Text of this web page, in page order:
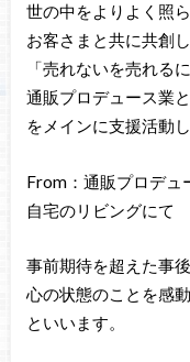
世の中をよりよく照ら
お客さまと共に共創し
「売れないを売れる
通販プロデュース業
をメインに支援活動し
From：通販プロデュ
自宅のリビングにて
事前期待を超えた事
心の状態のことを感動
といいます。